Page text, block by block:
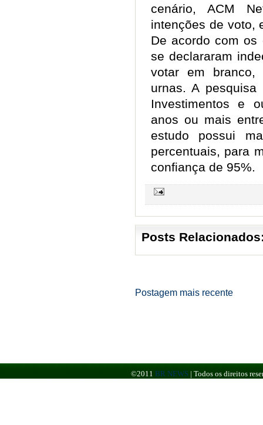
cenário, ACM
intenções de voto,
De acordo com os
se declararam
votar em
urnas. A
Investimentos e
anos ou mais
estudo possui
percentuais, para
confiança de 95%.
Posts
Postagem mais recente
©2011 BR NEWS | Todos os direitos